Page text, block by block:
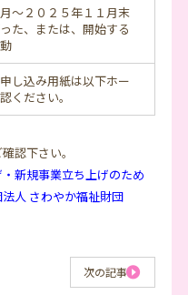
〜２０２５年１１月末
た、または、開始する
し込み用紙は以下ホー
ください。
認下さい。
新規事業立ち上げのため
人 さわやか福祉財団
次の記事